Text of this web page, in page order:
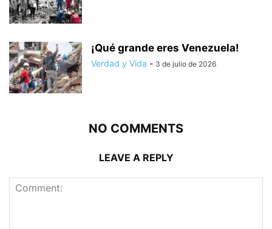
¡Qué grande eres Venezuela!
Verdad y Vida - 3 de julio de 2026
NO COMMENTS
LEAVE A REPLY